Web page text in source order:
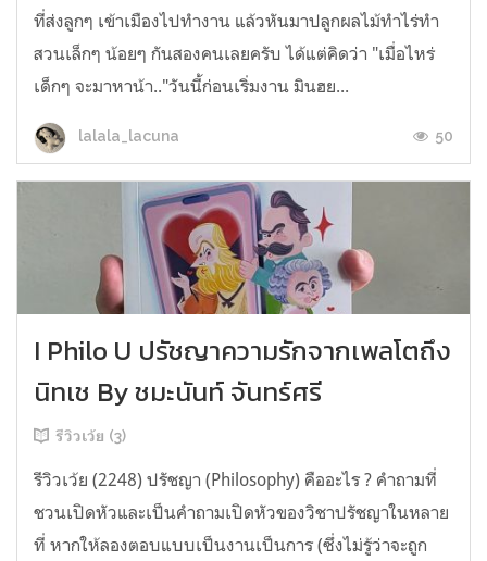
ที่ส่งลูกๆ เข้าเมืองไปทำงาน แล้วหันมาปลูกผลไม้ทำไร่ทำ
สวนเล็กๆ น้อยๆ กันสองคนเลยครับ ได้แต่คิดว่า "เมื่อไหร่
เด็กๆ จะมาหาน้า.."วันนี้ก่อนเริ่มงาน มินฮย...
lalala_lacuna 50
I Philo U ปรัชญาความรักจากเพลโตถึง
นิทเช By ชมะนันท์ จันทร์ศรี
รีวิวเว้ย (3)
รีวิวเว้ย (2248) ปรัชญา (Philosophy) คืออะไร ? คำถามที่
ชวนเปิดหัวและเป็นคำถามเปิดหัวของวิชาปรัชญาในหลาย
ที่ หากให้ลองตอบแบบเป็นงานเป็นการ (ซึ่งไม่รู้ว่าจะถูก